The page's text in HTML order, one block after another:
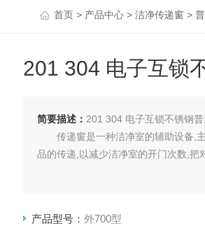
首页 > 产品中心 > 洁净传递窗 >
201 304 电子互锁
简要描述： 201 304 电子互锁不锈钢
传递窗是一种洁净室的辅助设备,主
品的传递,以减少洁净室的开门次数,把
产品型号： 外700型